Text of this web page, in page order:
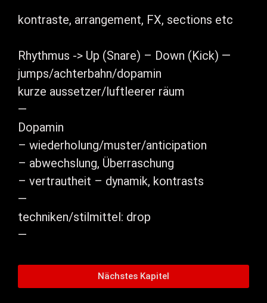
kontraste, arrangement, FX, sections etc
Rhythmus -> Up (Snare) – Down (Kick) —
jumps/achterbahn/dopamin
kurze aussetzer/luftleerer räum
—
Dopamin
– wiederholung/muster/anticipation
– abwechslung, Überraschung
– vertrautheit – dynamik, kontrasts
—
techniken/stilmittel: drop
—
Nächstes Kapitel